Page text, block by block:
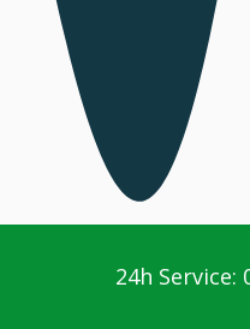
24h Service: